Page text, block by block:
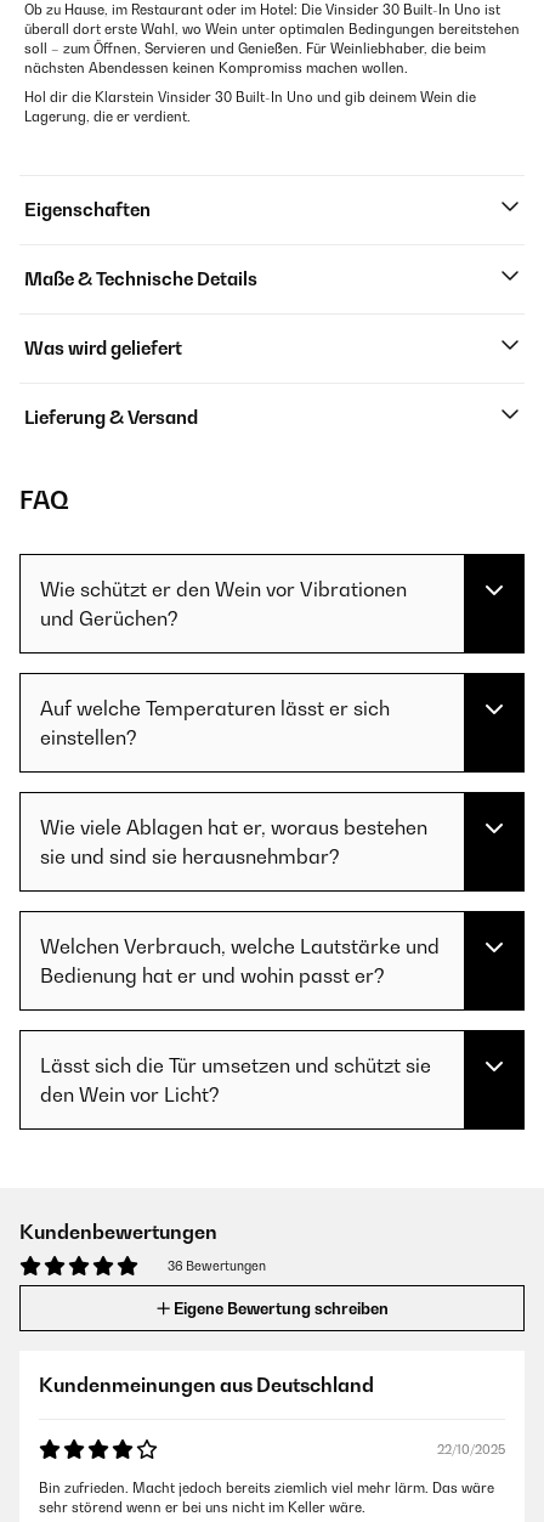
Ob zu Hause, im Restaurant oder im Hotel: Die Vinsider 30 Built-In Uno ist
überall dort erste Wahl, wo Wein unter optimalen Bedingungen bereitstehen
soll – zum Öffnen, Servieren und Genießen. Für Weinliebhaber, die beim
nächsten Abendessen keinen Kompromiss machen wollen.
Hol dir die Klarstein Vinsider 30 Built-In Uno und gib deinem Wein die
Lagerung, die er verdient.
Eigenschaften
Maße & Technische Details
Was wird geliefert
Lieferung & Versand
FAQ
Wie schützt er den Wein vor Vibrationen
und Gerüchen?
Auf welche Temperaturen lässt er sich
einstellen?
Wie viele Ablagen hat er, woraus bestehen
sie und sind sie herausnehmbar?
Welchen Verbrauch, welche Lautstärke und
Bedienung hat er und wohin passt er?
Lässt sich die Tür umsetzen und schützt sie
den Wein vor Licht?
Kundenbewertungen
36 Bewertungen
Eigene Bewertung schreiben
Kundenmeinungen aus Deutschland
22/10/2025
Bin zufrieden. Macht jedoch bereits ziemlich viel mehr lärm. Das wäre
sehr störend wenn er bei uns nicht im Keller wäre.